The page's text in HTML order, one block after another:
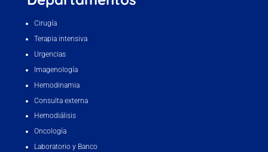
Cirugía
Terapia intensiva
Urgencias
Imagenología
Hemodinamia
Consulta externa
Hemodiálisis
Oncología
Laboratorio y Banco